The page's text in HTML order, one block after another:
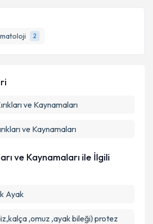
2
ve Kaynamaları
ve Kaynamaları
ve Kaynamaları ile İlgili
Ayak
,omuz ,ayak bileği) protez